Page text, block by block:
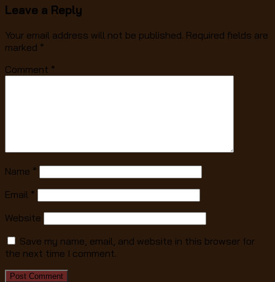
Leave a Reply
Your email address will not be published. Required fields are
marked *
Comment *
Name *
Email *
Website
Save my name, email, and website in this browser for
the next time I comment.